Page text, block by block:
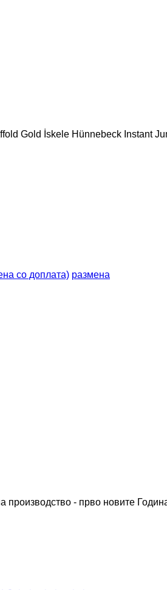
Gold İskele Hünnebeck Instant
со доплата) размена
производство - прво новите